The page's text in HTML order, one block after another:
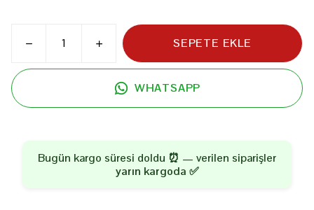
SEPETE EKLE
WHATSAPP
Bugün kargo süresi doldu ⏰ — verilen siparişler
yarın kargoda ✅